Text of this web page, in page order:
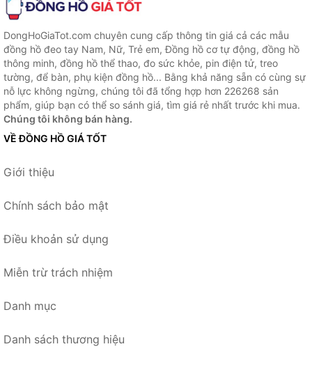
DongHoGiaTot.com chuyên cung cấp thông tin giá cả các mẫu
đồng hồ đeo tay Nam, Nữ, Trẻ em, Đồng hồ cơ tự động, đồng hồ
thông minh, đồng hồ thể thao, đo sức khỏe, pin điện tử, treo
tường, để bàn, phụ kiện đồng hồ... Bằng khả năng sẵn có cùng sự
nỗ lực không ngừng, chúng tôi đã tổng hợp hơn 226268 sản
phẩm, giúp bạn có thể so sánh giá, tìm giá rẻ nhất trước khi mua.
Chúng tôi không bán hàng.
VỀ ĐỒNG HỒ GIÁ TỐT
Giới thiệu
Chính sách bảo mật
Điều khoản sử dụng
Miễn trừ trách nhiệm
Danh mục
Danh sách thương hiệu